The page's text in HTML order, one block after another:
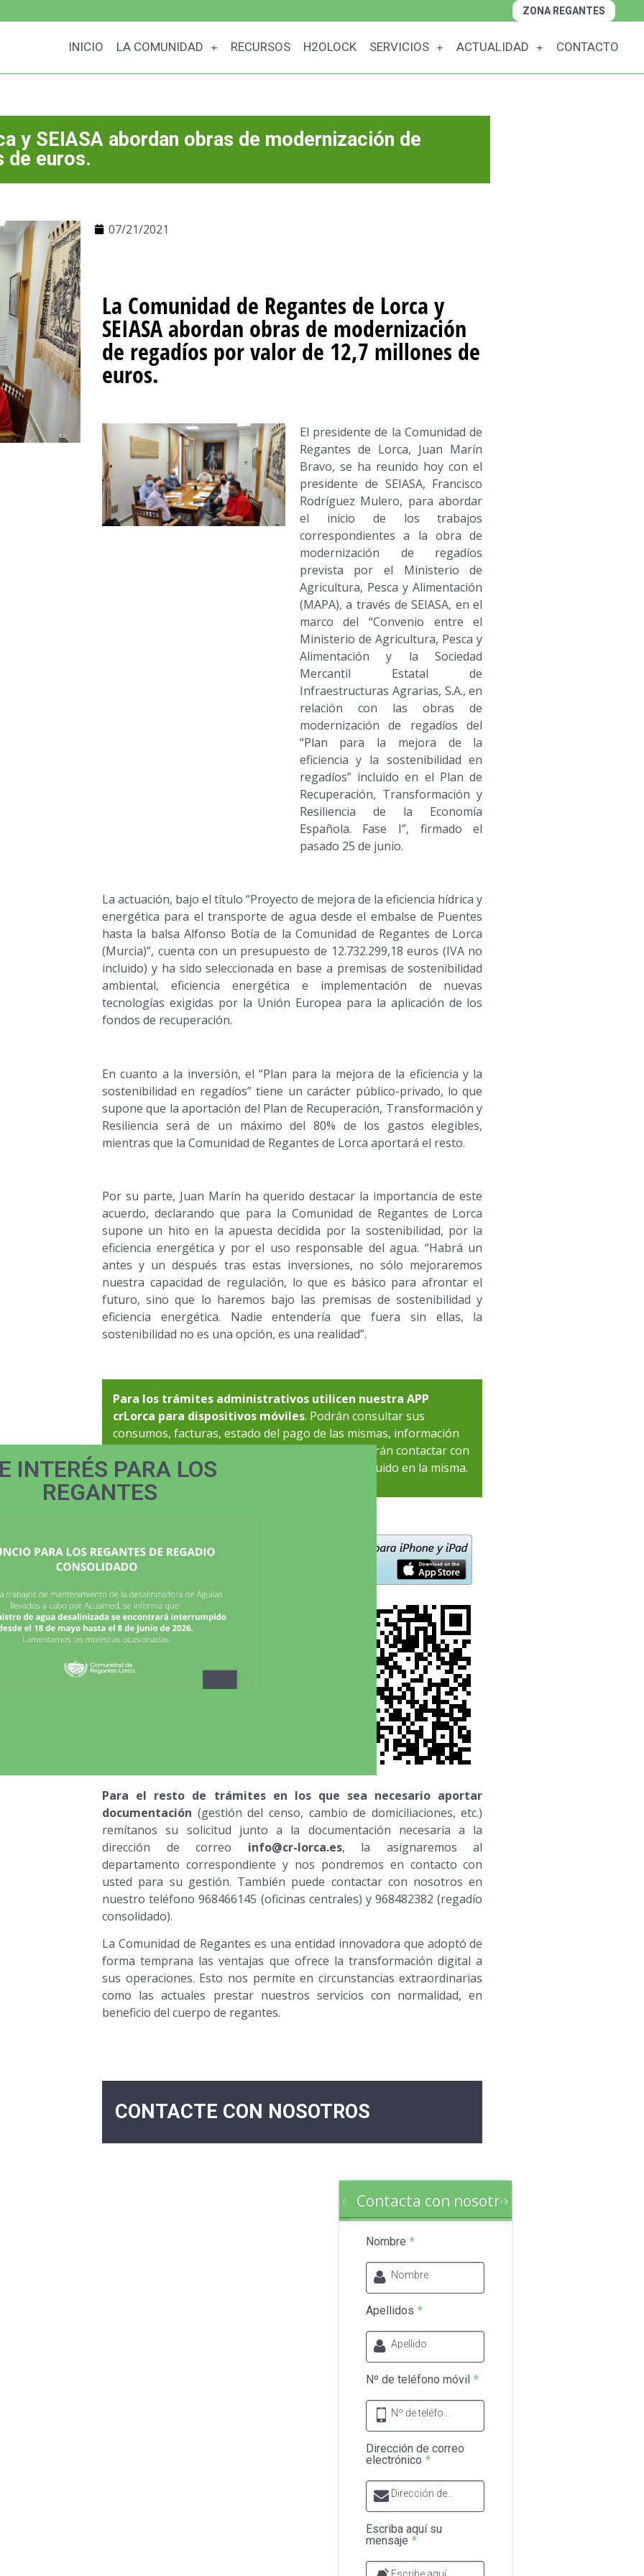
ZONA REGANTES
INICIO LA COMUNIDAD RECURSOS H2OLOCK SERVICIOS ACTUALIDAD CONTACTO
y SEIASA abordan obras de modernización de
de euros.
07/21/2021
La Comunidad de Regantes de Lorca y
SEIASA abordan obras de modernización
de regadíos por valor de 12,7 millones de
euros.
El presidente de la Comunidad de
Regantes de Lorca, Juan Marín
Bravo, se ha reunido hoy con el
presidente de SEIASA, Francisco
Rodríguez Mulero, para abordar
el inicio de los trabajos
correspondientes a la obra de
modernización de regadíos
prevista por el Ministerio de
Agricultura, Pesca y Alimentación
(MAPA), a través de SEIASA, en el
marco del “Convenio entre el
Ministerio de Agricultura, Pesca y
Alimentación y la Sociedad
Mercantil Estatal de
Infraestructuras Agrarias, S.A., en
relación con las obras de
modernización de regadíos del
“Plan para la mejora de la
eficiencia y la sostenibilidad en
regadíos” incluido en el Plan de
Recuperación, Transformación y
Resiliencia de la Economía
Española. Fase I”, firmado el
pasado 25 de junio.
La actuación, bajo el título “Proyecto de mejora de la eficiencia hídrica y
energética para el transporte de agua desde el embalse de Puentes
hasta la balsa Alfonso Botía de la Comunidad de Regantes de Lorca
(Murcia)”, cuenta con un presupuesto de 12.732.299,18 euros (IVA no
incluido) y ha sido seleccionada en base a premisas de sostenibilidad
ambiental, eficiencia energética e implementación de nuevas
tecnologías exigidas por la Unión Europea para la aplicación de los
fondos de recuperación.
En cuanto a la inversión, el “Plan para la mejora de la eficiencia y la
sostenibilidad en regadíos” tiene un carácter público-privado, lo que
supone que la aportación del Plan de Recuperación, Transformación y
Resiliencia será de un máximo del 80% de los gastos elegibles,
mientras que la Comunidad de Regantes de Lorca aportará el resto.
Por su parte, Juan Marín ha querido destacar la importancia de este
acuerdo, declarando que para la Comunidad de Regantes de Lorca
supone un hito en la apuesta decidida por la sostenibilidad, por la
eficiencia energética y por el uso responsable del agua. “Habrá un
antes y un después tras estas inversiones, no sólo mejoraremos
nuestra capacidad de regulación, lo que es básico para afrontar el
futuro, sino que lo haremos bajo las premisas de sostenibilidad y
eficiencia energética. Nadie entendería que fuera sin ellas, la
sostenibilidad no es una opción, es una realidad”.
Para los trámites administrativos utilicen nuestra APP
crLorca para dispositivos móviles. Podrán consultar sus
consumos, facturas, estado del pago de las mismas, información
de cupos, control de hidrantes, etc. También podrán contactar con
nosotros mediante el formulario de contacto incluido en la misma.
Para el resto de trámites en los que sea necesario aportar
documentación (gestión del censo, cambio de domiciliaciones, etc.)
remítanos su solicitud junto a la documentación necesaria a la
dirección de correo info@cr-lorca.es, la asignaremos al
departamento correspondiente y nos pondremos en contacto con
usted para su gestión. También puede contactar con nosotros en
nuestro teléfono 968466145 (oficinas centrales) y 968482382 (regadío
consolidado).
La Comunidad de Regantes es una entidad innovadora que adoptó de
forma temprana las ventajas que ofrece la transformación digital a
sus operaciones. Esto nos permite en circunstancias extraordinarias
como las actuales prestar nuestros servicios con normalidad, en
beneficio del cuerpo de regantes.
CONTACTE CON NOSOTROS
Contacta con nosotros
Nombre *
Nombre
Apellidos *
Apellido
Nº de teléfono móvil *
Dirección de correo
electrónico *
Escriba aquí su
mensaje *
INTERÉS PARA LOS
REGANTES